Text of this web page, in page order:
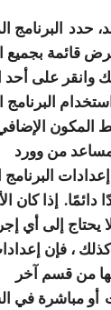
حدد البرنامج
قائمة بجميع
على أحد
المكون
من وورد
إذا كان
يحتاج إلى أي
، فإن
من قسم آخر
أو مباشرة في